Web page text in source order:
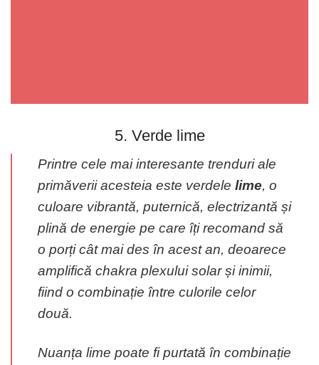
5. Verde lime
Printre cele mai interesante trenduri ale
primăverii acesteia este verdele lime, o
culoare vibrantă, puternică, electrizantă și
plină de energie pe care îți recomand să
o porți cât mai des în acest an, deoarece
amplifică chakra plexului solar și inimii,
fiind o combinație între culorile celor
două.
Nuanța lime poate fi purtată în combinație